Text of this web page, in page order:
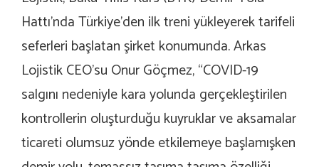
Hattı’nda Türkiye’den ilk treni yükleyerek tarifeli
seferleri başlatan şirket konumunda. Arkas
Lojistik CEO’su Onur Göçmez, “COVID-19
salgını nedeniyle kara yolunda gerçekleştirilen
kontrollerin oluşturduğu kuyruklar ve aksamalar
ticareti olumsuz yönde etkilemeye başlamışken